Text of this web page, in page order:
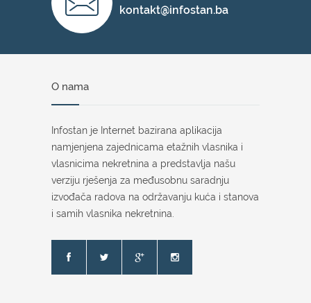
kontakt@infostan.ba
O nama
Infostan je Internet bazirana aplikacija
namjenjena zajednicama etažnih vlasnika i
vlasnicima nekretnina a predstavlja našu
verziju rješenja za međusobnu saradnju
izvođača radova na održavanju kuća i stanova
i samih vlasnika nekretnina.